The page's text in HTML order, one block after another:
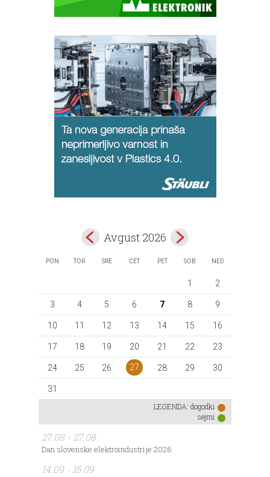
Avgust 2026
PON TOR SRE ČET PET SOB NED
1 2
3 4 5 6 7 8 9
10 11 12 13 14 15 16
17 18 19 20 21 22 23
24 25 26 27 28 29 30
31
LEGENDA: dogodki
sejmi
27.08 - 27.08
Dan slovenske elektroindustrije 2026
14.09 - 15.09